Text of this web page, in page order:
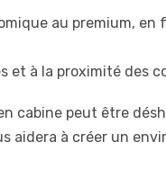
au premium,
et à la proximité des
cabine peut être
aidera à créer un